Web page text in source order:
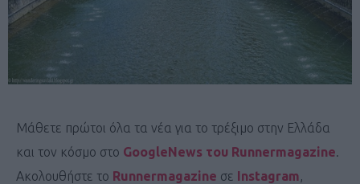
Μάθετε πρώτοι όλα τα νέα για το τρέξιμο στην Ελλάδα
και τον κόσμο στο GoogleNews του Runnermagazine.
Ακολουθήστε το Runnermagazine σε Instagram,